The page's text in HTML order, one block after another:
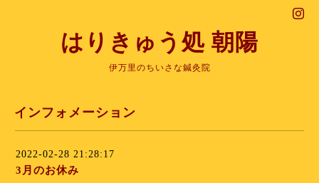
はりきゅう処 朝陽
伊万里のちいさな鍼灸院
インフォメーション
2022-02-28 21:28:17
3月のお休み